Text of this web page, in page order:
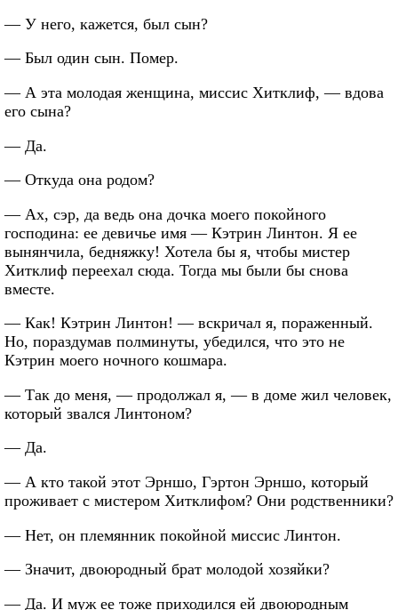
— У него, кажется, был сын?
— Был один сын. Помер.
— А эта молодая женщина, миссис Хитклиф, — вдова
его сына?
— Да.
— Откуда она родом?
— Ах, сэр, да ведь она дочка моего покойного
господина: ее девичье имя — Кэтрин Линтон. Я ее
вынянчила, бедняжку! Хотела бы я, чтобы мистер
Хитклиф переехал сюда. Тогда мы были бы снова
вместе.
— Как! Кэтрин Линтон! — вскричал я, пораженный.
Но, пораздумав полминуты, убедился, что это не
Кэтрин моего ночного кошмара.
— Так до меня, — продолжал я, — в доме жил человек,
который звался Линтоном?
— Да.
— А кто такой этот Эрншо, Гэртон Эрншо, который
проживает с мистером Хитклифом? Они родственники?
— Нет, он племянник покойной миссис Линтон.
— Значит, двоюродный брат молодой хозяйки?
— Да. И муж ее тоже приходился ей двоюродным